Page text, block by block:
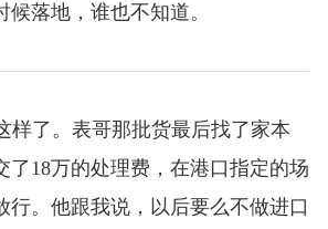
落地，谁也不知道。
样了。表哥那批货最后找了家本
了18万的处理费，在港口指定的场
行。他跟我说，以后要么不做进口